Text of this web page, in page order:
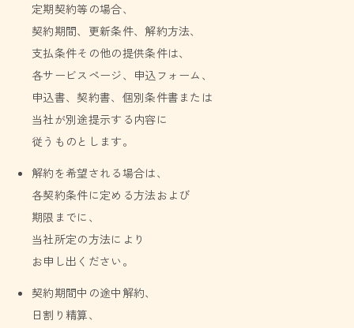
定期契約等の場合、
契約期間、更新条件、解約方法、
支払条件その他の提供条件は、
各サービスページ、申込フォーム、
申込書、契約書、個別条件書または
当社が別途提示する内容に
従うものとします。
解約を希望される場合は、
各契約条件に定める方法および
期限までに、
当社所定の方法により
お申し出ください。
契約期間中の途中解約、
日割り精算、